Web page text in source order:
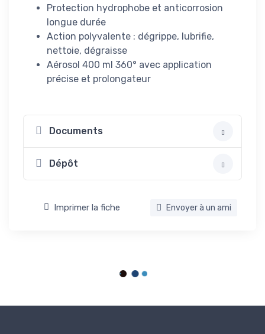
Protection hydrophobe et anticorrosion
longue durée
Action polyvalente : dégrippe, lubrifie,
nettoie, dégraisse
Aérosol 400 ml 360° avec application
précise et prolongateur
Documents
Dépôt
Imprimer la fiche Envoyer à un ami